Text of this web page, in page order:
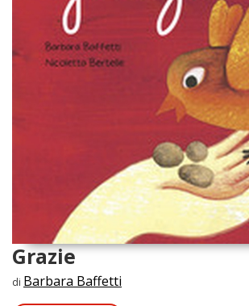
Grazie
di Barbara Baffetti